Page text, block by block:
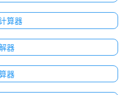
算器
器
器